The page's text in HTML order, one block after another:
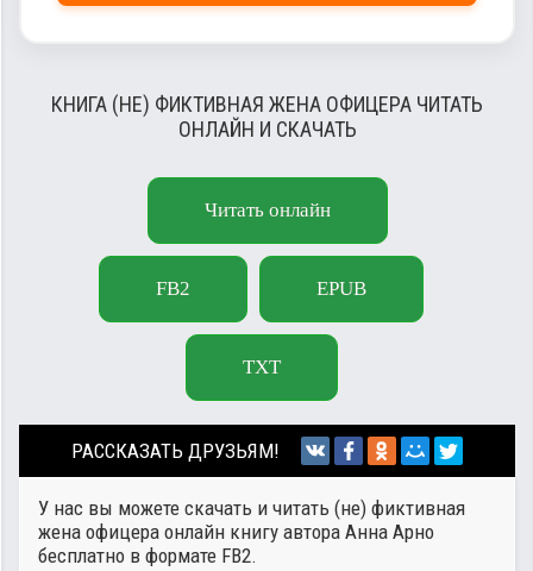
КНИГА (НЕ) ФИКТИВНАЯ ЖЕНА ОФИЦЕРА ЧИТАТЬ
ОНЛАЙН И СКАЧАТЬ
Читать онлайн
FB2 EPUB
TXT
РАССКАЗАТЬ ДРУЗЬЯМ!
У нас вы можете скачать и читать (не) фиктивная
жена офицера онлайн книгу автора Анна Арно
бесплатно в формате FB2.